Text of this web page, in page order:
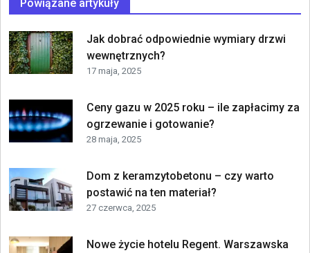
Powiązane artykuły
Jak dobrać odpowiednie wymiary drzwi
wewnętrznych?
17 maja, 2025
Ceny gazu w 2025 roku – ile zapłacimy za
ogrzewanie i gotowanie?
28 maja, 2025
Dom z keramzytobetonu – czy warto
postawić na ten materiał?
27 czerwca, 2025
Nowe życie hotelu Regent. Warszawska